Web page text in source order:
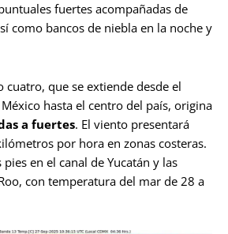
fuertes acompañadas de
como bancos de niebla en la noche y
que se extiende desde el
hasta el centro del país, origina
a fuertes. El viento presentará
por hora en zonas costeras.
en el canal de Yucatán y las
con temperatura del mar de 28 a